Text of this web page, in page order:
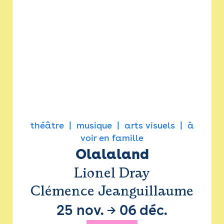
théâtre musique arts visuels
à
voir en famille
Olalaland
Lionel Dray
Clémence Jeanguillaume
25 nov. → 06 déc.